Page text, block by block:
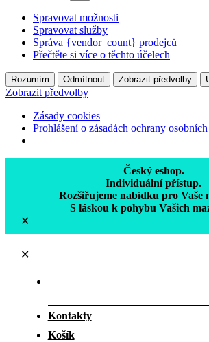
Spravovat možnosti
Spravovat služby
Správa {vendor_count} prodejců
Přečtěte si více o těchto účelech
Rozumím Odmítnout Zobrazit předvolby
Zobrazit předvolby
Zásady cookies
Prohlášení o zásadách ochrany
Český eshop.
Individuální přístup.
Rozšiřujeme nabídku pro Vaše
S láskou k pohybu Vašich
✕
✕
Kontakty
Košík